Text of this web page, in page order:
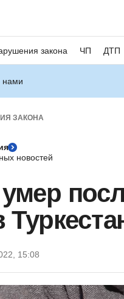
закона ЧП ДТП
нами
ЗАКОНА
новостей
15:08